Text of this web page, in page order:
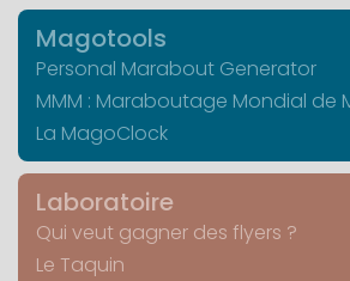
Magotools
Personal Marabout Generator
MMM : Maraboutage Mondial de
La MagoClock
Laboratoire
Qui veut gagner des flyers ?
Le Taquin